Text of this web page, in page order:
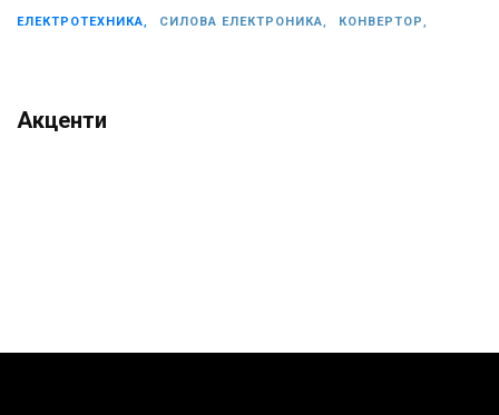
ЕЛЕКТРОТЕХНИКА, СИЛОВА ЕЛЕКТРОНИКА, КОНВЕРТОР,
Акценти